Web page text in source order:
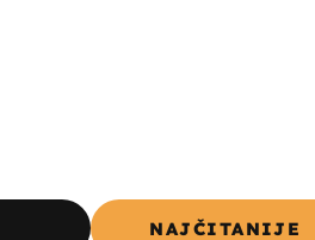
NAJČITANIJE